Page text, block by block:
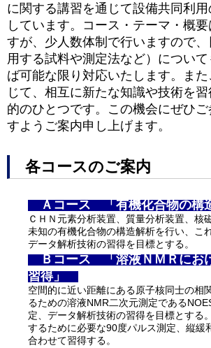
に関する講習を通じて設備共同利用
しています。コース・テーマ・概
すが、少人数体制で行いますので
用する試料や測定法など）につい
ば可能な限り対応いたします。ま
じて、相互に新たな知識や技術を習
的のひとつです。この機会にぜひご
すようご案内申し上げます。
各コースのご案内
Ａコース 「有機化合物の構
ＣＨＮ元素分析装置、質量分析装置、核
未知の有機化合物の構造解析を行い、こ
データ解析技術の習得を目標とする。
Ｂコース 「溶液ＮＭＲにお
習得」
空間的に近い距離にある原子核同士の相
るための溶液NMR二次元測定である
定、データ解析技術の習得を目標とする
するために必要な90度パルス測定、縦緩
合わせて習得する。